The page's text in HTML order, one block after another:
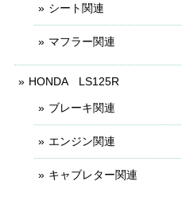
シート関連
マフラー関連
HONDA LS125R
ブレーキ関連
エンジン関連
キャブレター関連